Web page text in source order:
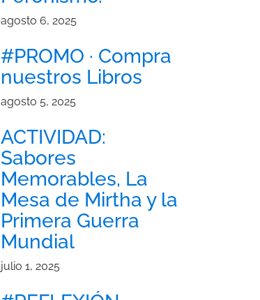
agosto 6, 2025
#PROMO · Compra
nuestros Libros
agosto 5, 2025
ACTIVIDAD:
Sabores
Memorables, La
Mesa de Mirtha y la
Primera Guerra
Mundial
julio 1, 2025